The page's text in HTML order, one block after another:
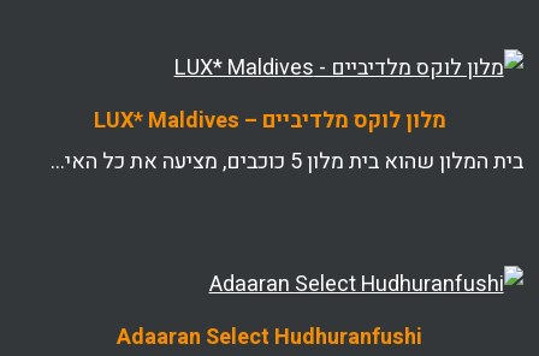
מלון לוקס מלדיביים – LUX* Maldives
בית המלון שהוא בית מלון 5 כוכבים, מציעה את כל האי…
Adaaran Select Hudhuranfushi